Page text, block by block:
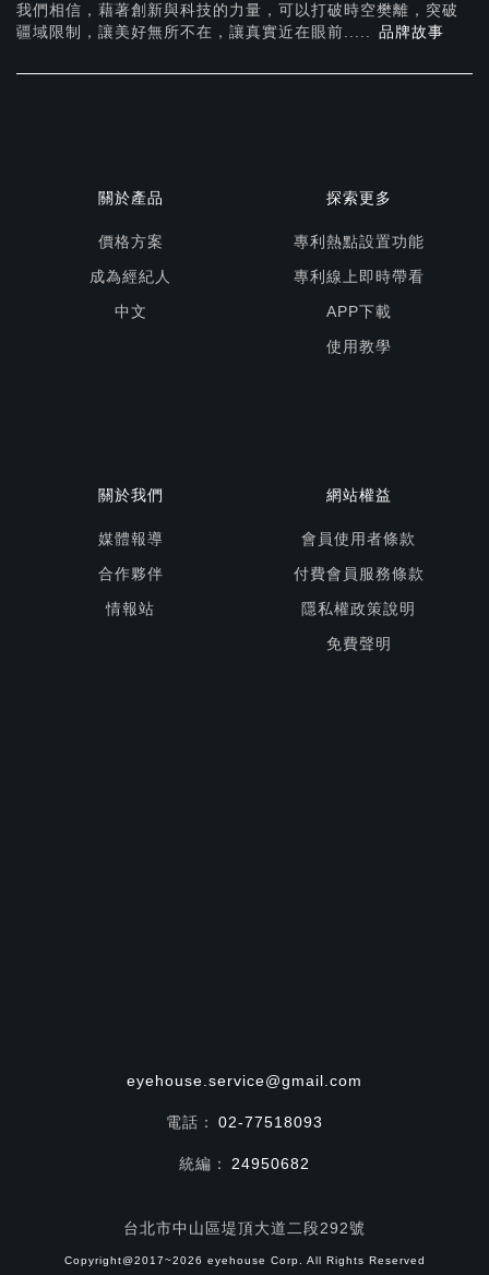
我們相信，藉著創新與科技的力量，可以打破時空樊離，突破
疆域限制，讓美好無所不在， 讓真實近在眼前..... 品牌故事
關於產品
價格方案
成為經紀人
中文
探索更多
專利熱點設置功能
專利線上即時帶看
APP下載
使用教學
關於我們
媒體報導
合作夥伴
情報站
網站權益
會員使用者條款
付費會員服務條款
隱私權政策說明
免費聲明
eyehouse.service@gmail.com
電話： 02-77518093
統編： 24950682
台北市中山區堤頂大道二段292號
Copyright@2017~2026 eyehouse Corp. All Rights Reserved